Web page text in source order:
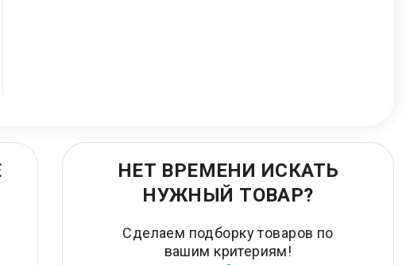
НЕТ ВРЕМЕНИ ИСКАТЬ
НУЖНЫЙ ТОВАР?
Сделаем подборку товаров по
вашим критериям!